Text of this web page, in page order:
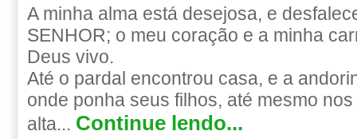
A minha alma está desejosa, e
SENHOR; o meu coração e a minha
Deus vivo.
Até o pardal encontrou casa, e a
onde ponha seus filhos, até mesmo
alta... Continue lendo...